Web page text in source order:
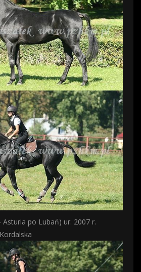
Asturia po Lubań) ur. 2007 r.